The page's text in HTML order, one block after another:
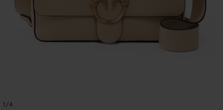
1/4